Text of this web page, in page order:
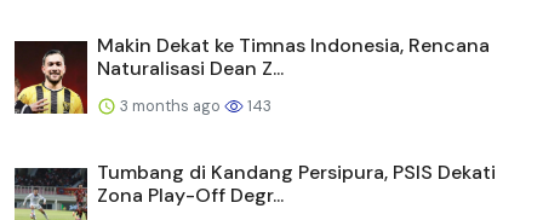
Makin Dekat ke Timnas Indonesia, Rencana
Naturalisasi Dean Z...
3 months ago 143
Tumbang di Kandang Persipura, PSIS Dekati
Zona Play-Off Degr...